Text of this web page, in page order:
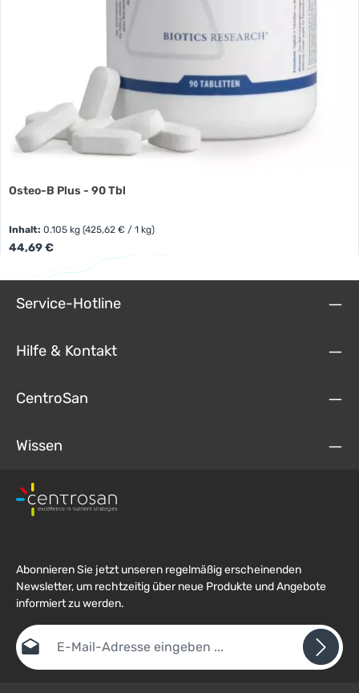
Osteo-B Plus - 90 Tbl
Inhalt:0.105 kg(425,62 € / 1 kg)
Regulärer Preis:
44,69 €
Service-Hotline
Hilfe & Kontakt
CentroSan
Wissen
Abonnieren Sie jetzt unseren regelmäßig erscheinenden
Newsletter, um rechtzeitig über neue Produkte und Angebote
informiert zu werden.
E-Mail-Adresse*